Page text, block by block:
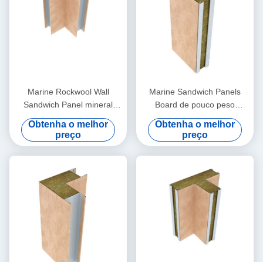
Marine Rockwool Wall
Sandwich Panel mineral
25mm acústicos grossos
Obtenha o melhor
preço
Marine Sandwich Panels
Board de pouco peso
500mm
Obtenha o melhor
preço